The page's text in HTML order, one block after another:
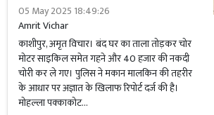
05 May 2025 18:49:26
Amrit Vichar
काशीपुर, अमृत विचार। बंद घर का ताला तोड़कर चोर
मोटर साइकिल समेत गहने और 40 हजार की नकदी
चोरी कर ले गए। पुलिस ने मकान मालकिन की तहरीर
के आधार पर अज्ञात के खिलाफ रिपोर्ट दर्ज की है।
मोहल्ला पक्काकोट...